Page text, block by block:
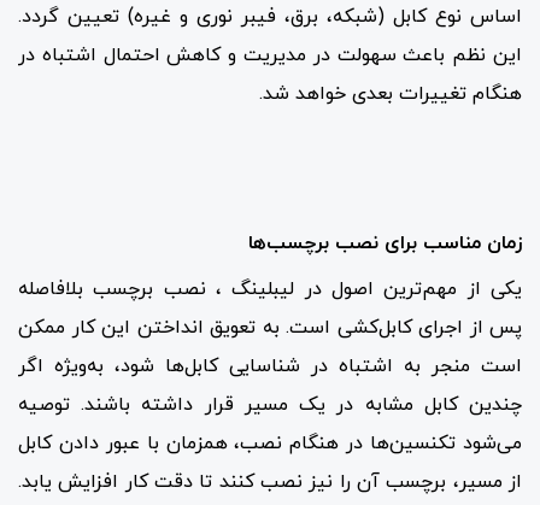
اساس نوع کابل (شبکه، برق، فیبر نوری و غیره) تعیین گردد.
این نظم باعث سهولت در مدیریت و کاهش احتمال اشتباه در
هنگام تغییرات بعدی خواهد شد.
زمان مناسب برای نصب برچسب‌ها
یکی از مهم‌ترین اصول در لیبلینگ ، نصب برچسب بلافاصله
پس از اجرای کابل‌کشی است. به تعویق انداختن این کار ممکن
است منجر به اشتباه در شناسایی کابل‌ها شود، به‌ویژه اگر
چندین کابل مشابه در یک مسیر قرار داشته باشند. توصیه
می‌شود تکنسین‌ها در هنگام نصب، همزمان با عبور دادن کابل
از مسیر، برچسب آن را نیز نصب کنند تا دقت کار افزایش یابد.